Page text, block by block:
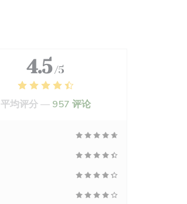
4.5 /5
平均评分 — 957 评论